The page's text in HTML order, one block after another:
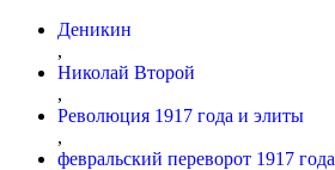
Деникин
,
Николай Второй
,
Революция 1917 года и элиты
,
февральский переворот 1917 года